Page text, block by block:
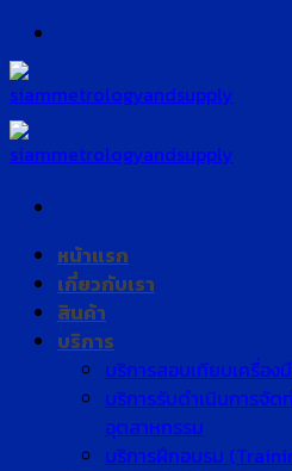
Skip
to
content
หน้าแรก
เกี่ยวกับเรา
สินค้า
บริการ
บริการสอบเทียบเครื่อ
บริการรับดำเนินการจัด
อุตสาหกรรม
บริการฝึกอบรม